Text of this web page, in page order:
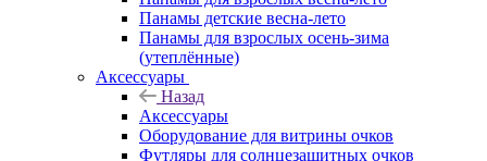
Панамы детские весна-лето
Панамы для взрослых осень-зима
(утеплённые)
Аксессуары
Назад
Аксессуары
Оборудование для витрины очков
Футляры для солнцезащитных очков